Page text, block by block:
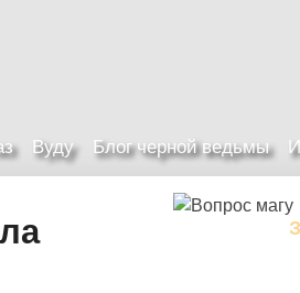
Вуду Блог черной ведьмы